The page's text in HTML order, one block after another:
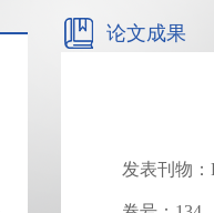
论文成果
发表刊物：